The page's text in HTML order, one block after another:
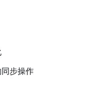
步操作